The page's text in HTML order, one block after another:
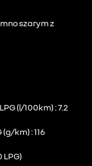
szarym z
(l/100km) 7.2
(g/km) 116
LPG)